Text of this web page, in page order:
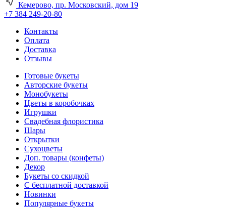
Кемерово, пр. Московский, дом 19
+7 384 249-20-80
Контакты
Оплата
Доставка
Отзывы
Готовые букеты
Авторские букеты
Монобукеты
Цветы в коробочках
Игрушки
Свадебная флористика
Шары
Открытки
Сухоцветы
Доп. товары (конфеты)
Декор
Букеты со скидкой
С бесплатной доставкой
Новинки
Популярные букеты